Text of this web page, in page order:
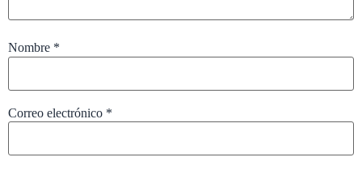
Nombre *
Correo electrónico *